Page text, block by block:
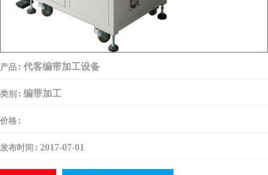
产品 : 代客编带加工设备
类别 : 编带加工
价格 :
发布时间 : 2017-07-01